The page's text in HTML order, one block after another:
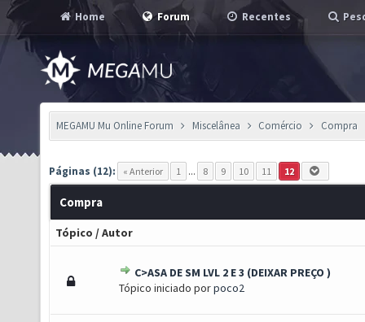
Home Forum Recentes
MEGAMU Mu Online Forum Miscelânea Comércio Compra
Páginas (12): « Anterior 1 ... 8 9 10 11 12
Compra
Tópico /Autor
C>ASA DE SM LVL 2 E 3 (DEIXAR PREÇO )
Tópico iniciado porpoco2
- 5 de 5 em média